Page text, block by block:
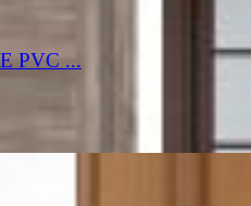
PVC ...